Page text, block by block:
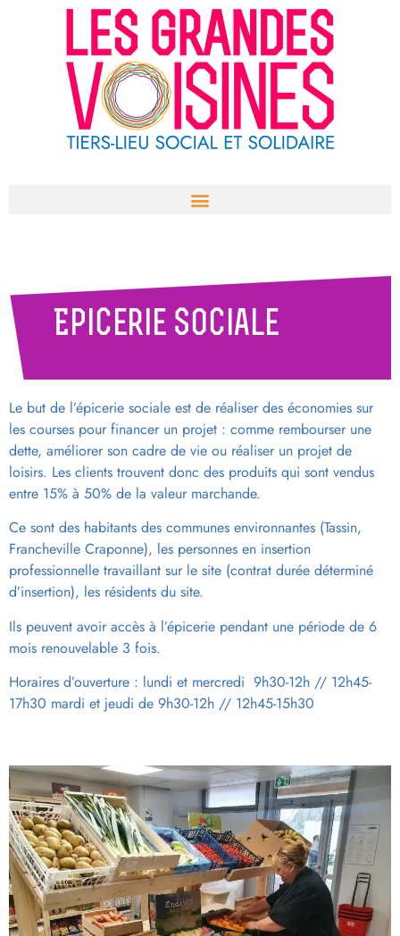
Epicerie sociale
Le but de l’épicerie sociale est de réaliser des économies sur
les courses pour financer un projet : comme rembourser une
dette, améliorer son cadre de vie ou réaliser un projet de
loisirs. Les clients trouvent donc des produits qui sont vendus
entre 15% à 50% de la valeur marchande.
Ce sont des habitants des communes environnantes (Tassin,
Francheville Craponne), les personnes en insertion
professionnelle travaillant sur le site (contrat durée déterminé
d’insertion), les résidents du site.
Ils peuvent avoir accès à l’épicerie pendant une période de 6
mois renouvelable 3 fois.
Horaires d’ouverture : lundi et mercredi 9h30-12h // 12h45-
17h30 mardi et jeudi de 9h30-12h // 12h45-15h30